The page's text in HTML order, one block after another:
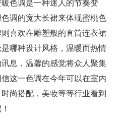
色调是一种迷人的节奏变
调的宽大长裙来体现蜜桃色
喜欢在雕塑般的直筒连衣裙
哪种设计风格，温暖而热情
息，温馨的感觉将众人聚集
这一色调在今年可以在室内
尚搭配，美妆等等行业看到